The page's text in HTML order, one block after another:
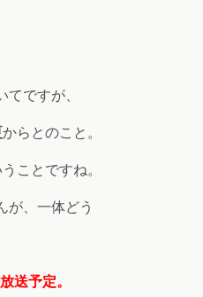
ですが、
からとのこと。
ことですね。
が、一体どう
送予定。